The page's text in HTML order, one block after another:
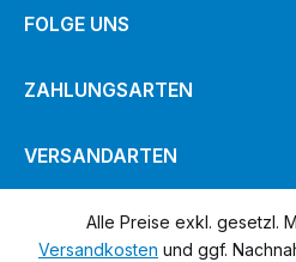
FOLGE UNS
ZAHLUNGSARTEN
VERSANDARTEN
Alle Preise exkl. gesetzl.
Versandkosten und ggf.